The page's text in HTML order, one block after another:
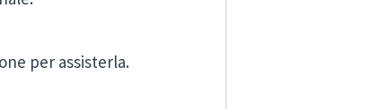
per assisterla.